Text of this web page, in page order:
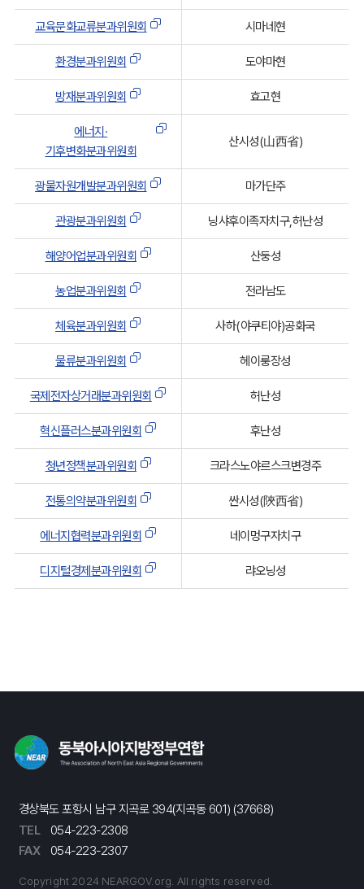
2. 환경분과위원회
3. 교육․문화교류분과위원회 <통합 2008. 9. 2.>
4. 방재분과위원회
5. 삭제<2017. 9. 26.>
6. 삭제<2017. 9. 26.>
7. 해양․어업분과위원회 <신설 2008. 9. 2.>
8. 관광분과위원회 <신설 2008. 9. 2.>
9. 광물자원개발분과위원회 <신설 2010. 10. 28. 개정
2017.9.26>
10. 에너지․기후변화분과위원회 <신설 2010. 10. 28.>
11. 삭제<2017. 9. 26.>
13. 농업분과위원회 <신설 2011. 7. 19.>
14. 체육분과위원회 <신설 2013. 9. 11.>
15. 물류분과위원회 <신설 2017. 9. 26.>
16. 국제인재교류분과위원회 <신설 2017. 9. 26.>
17. 국제전자상거래분과위원회 <신설 2017. 9. 26.>
18. 혁신플러스분과위원회 <신설 2018. 10. 29.>
19. 청년정책분과위원회 <신설 2018. 10. 29.>
20. 전통의약분과위원회 <신설 2018. 10. 29.>
21. 에너지협력분과위원회 <신설 2023.10.25>
22. 디지털경제분과위원회 <신설2023.10.25>
제3조(기능)
각 분과위원회는 각 분과위원회의 담당분야에 관심을 가지는
제5조(운영)
① 각 분과위원회에 호선에 의해 분과위원회의 연락, 조정,
운영을 담당하는 자치단체(이하「코디네이트 자치단체」라고
교육문화교류분과위원회 시마네현
환경분과위원회 도야마현
방재분과위원회 효고현
에너지·
기후변화분과위원회
산시성(山西省)
광물자원개발분과위원회 마가단주
관광분과위원회 닝샤후이족자치구,허난성
해양어업분과위원회 산둥성
농업분과위원회 전라남도
체육분과위원회 사하(야쿠티야)공화국
물류분과위원회 헤이룽장성
국제전자상거래분과위원회 허난성
혁신플러스분과위원회 후난성
청년정책분과위원회 크라스노야르스크변경주
전통의약분과위원회 싼시성(陝西省)
에너지협력분과위원회 네이멍구자치구
디지털경제분과위원회 랴오닝성
경상북도 포항시 남구 지곡로 394(지곡동 601) (37668)
TEL
054-223-2308
FAX
054-223-2307
Copyright 2024 NEARGOV.org. All rights reserved.